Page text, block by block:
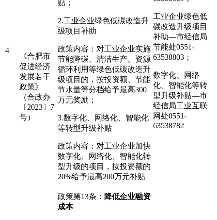
《合肥市
促进经济
发展若干
政策》
（合政办
〔2023〕7
号）
4
贴；
2.工业企业绿色低碳改造升
级项目补助
政策内容：对工业企业实施
节能降碳、清洁生产、资源
循环利用等绿色低碳改造升
级项目的，按投资额、节能
节水量等分档给予最高300
万元奖励；
3.数字化、网络化、智能化
等转型升级补贴
政策内容：对工业企业加快
数字化、网络化、智能化转
型升级的项目，按投资额的
20%给予最高200万元补贴
工业企业绿色低
碳改造升级项目
补助—市经信局
节能处0551-
63538803；
数字化、网络
化、智能化等转
型升级补贴—市
经信局工业互联
网处0551-
63538782
政策第13条： 降低企业融资
成本